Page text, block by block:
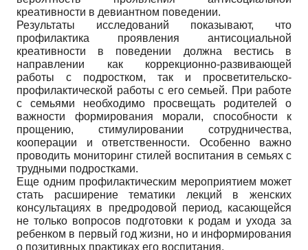
креативности в девиантном поведении.
Результаты исследований показывают, что
профилактика проявления антисоциальной
креативности в поведении должна вестись в
направлении как коррекционно-развивающей
работы с подростком, так и просветительско-
профилактической работы с его семьей. При работе
с семьями необходимо просвещать родителей о
важности формирования морали, способности к
прощению, стимулировании сотрудничества,
кооперации и ответственности. Особенно важно
проводить мониторинг стилей воспитания в семьях с
трудными подростками.
Еще одним профилактическим мероприятием может
стать расширение тематики лекций в женских
консультациях в предродовой период, касающейся
не только вопросов подготовки к родам и ухода за
ребенком в первый год жизни, но и информирования
о позитивных практиках его воспитания.